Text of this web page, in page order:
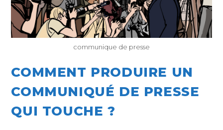
communique de presse
COMMENT PRODUIRE UN
COMMUNIQUÉ DE PRESSE
QUI TOUCHE ?